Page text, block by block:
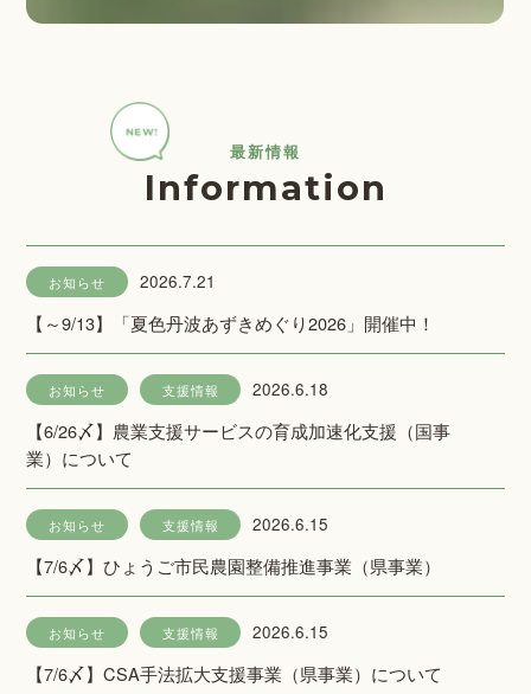
最新情報
Information
お知らせ 2026.7.21
【～9/13】「夏色丹波あずきめぐり2026」開催中！
お知らせ 支援情報 2026.6.18
【6/26〆】農業支援サービスの育成加速化支援（国事
業）について
お知らせ 支援情報 2026.6.15
【7/6〆】ひょうご市民農園整備推進事業（県事業）
お知らせ 支援情報 2026.6.15
【7/6〆】CSA手法拡大支援事業（県事業）について